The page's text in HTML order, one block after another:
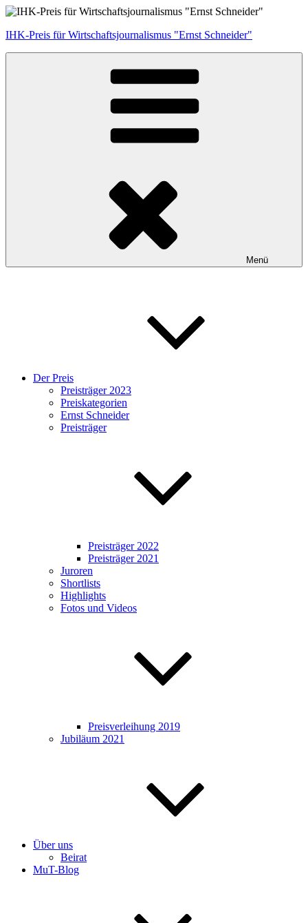
Zum
springen
IHK-Preis für Wirtschaftsjournalismus "Ernst Schneider"
Menü
Der Preis
Preisträger 2023
Preiskategorien
Ernst Schneider
Preisträger
Preisträger 2022
Preisträger 2021
Juroren
Shortlists
Highlights
Fotos und Videos
Preisverleihung 2019
Jubiläum 2021
Über uns
Beirat
MuT-Blog